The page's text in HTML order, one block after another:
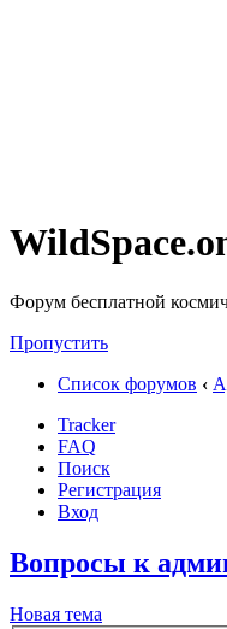
Форум бесплатной
Пропустить
Список форумов ‹
Tracker
FAQ
Поиск
Регистрация
Вход
Вопросы к
Новая тема